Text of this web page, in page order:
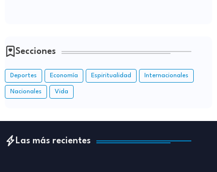
Secciones
Deportes Economía Espiritualidad Internacionales
Nacionales Vida
Las más recientes